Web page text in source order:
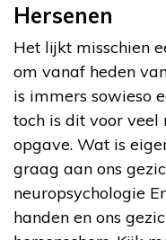
Hersenen
Het lijkt misschien
om vanaf heden
is immers sowieso
toch is dit voor veel
opgave. Wat is
graag aan ons
neuropsychologie
handen en ons